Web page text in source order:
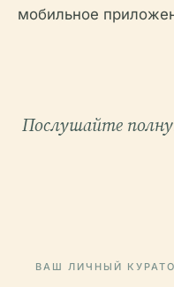
мобильное
Послушайте
ВАШ ЛИЧНЫЙ